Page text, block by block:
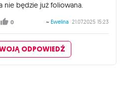
nie będzie już foliowana.
0 ~ Ewelina 21.07.2025 15:23
ODPOWIEDŹ